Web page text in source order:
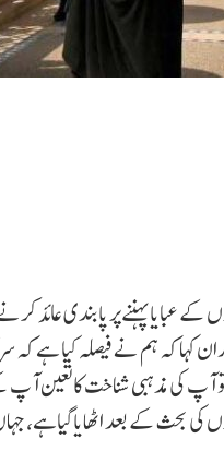
پہننے پر پابندی عائد کرنے
کہ ہم نے فیصلہ کیا ہے کہ
کی مذہبی شناخت کا تعین آپ
کی بحث کے بعد